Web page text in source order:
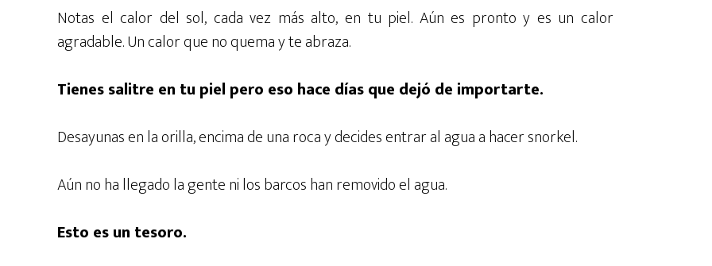
Notas el calor del sol, cada vez más alto, en tu piel. Aún es pronto y es un calor
agradable. Un calor que no quema y te abraza.
Tienes salitre en tu piel pero eso hace días que dejó de importarte.
Desayunas en la orilla, encima de una roca y decides entrar al agua a hacer snorkel.
Aún no ha llegado la gente ni los barcos han removido el agua.
Esto es un tesoro.